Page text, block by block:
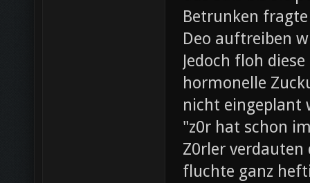
Betrunken
Deo auftreiben
Jedoch floh
hormonelle
nicht eingeplant
"z0r hat schon
Z0rler
fluchte ganz